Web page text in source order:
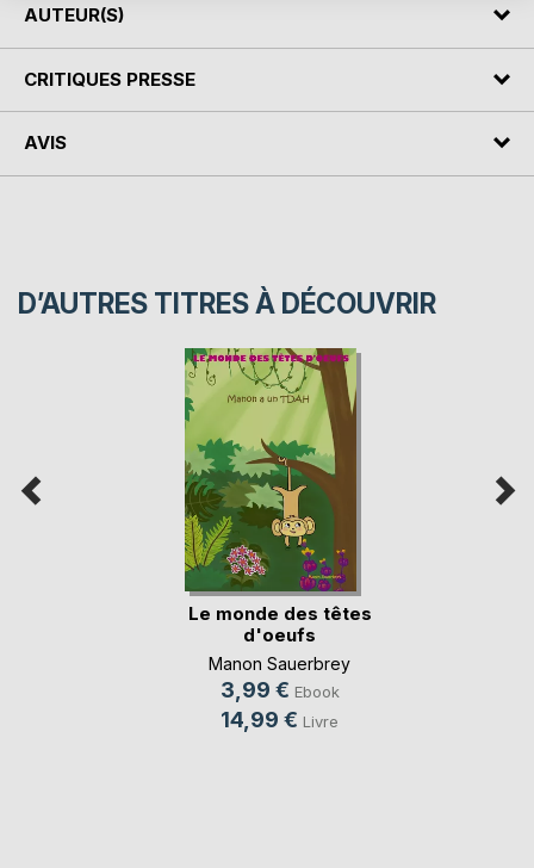
AUTEUR(S)
CRITIQUES PRESSE
AVIS
D’AUTRES TITRES À DÉCOUVRIR
Le monde des têtes
d'oeufs
Manon Sauerbrey
3,99 € Ebook
14,99 € Livre